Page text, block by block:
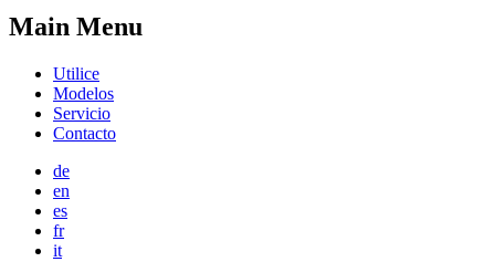
Main Menu
Utilice
Modelos
Servicio
Contacto
de
en
es
fr
it